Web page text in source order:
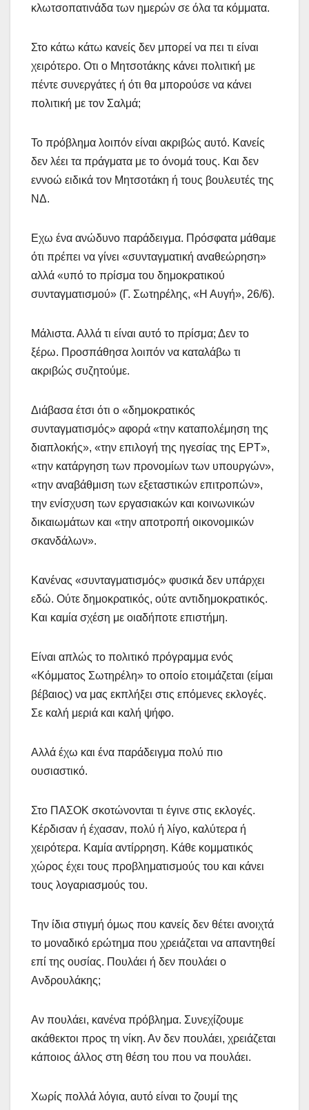
κλωτσοπατινάδα των ημερών σε όλα τα κόμματα.
Στο κάτω κάτω κανείς δεν μπορεί να πει τι είναι
χειρότερο. Οτι ο Μητσοτάκης κάνει πολιτική με
πέντε συνεργάτες ή ότι θα μπορούσε να κάνει
πολιτική με τον Σαλμά;
Το πρόβλημα λοιπόν είναι ακριβώς αυτό. Κανείς
δεν λέει τα πράγματα με το όνομά τους. Και δεν
εννοώ ειδικά τον Μητσοτάκη ή τους βουλευτές της
ΝΔ.
Eχω ένα ανώδυνο παράδειγμα. Πρόσφατα μάθαμε
ότι πρέπει να γίνει «συνταγματική αναθεώρηση»
αλλά «υπό το πρίσμα του δημοκρατικού
συνταγματισμού» (Γ. Σωτηρέλης, «Η Αυγή», 26/6).
Μάλιστα. Αλλά τι είναι αυτό το πρίσμα; Δεν το
ξέρω. Προσπάθησα λοιπόν να καταλάβω τι
ακριβώς συζητούμε.
Διάβασα έτσι ότι ο «δημοκρατικός
συνταγματισμός» αφορά «την καταπολέμηση της
διαπλοκής», «την επιλογή της ηγεσίας της ΕΡΤ»,
«την κατάργηση των προνομίων των υπουργών»,
«την αναβάθμιση των εξεταστικών επιτροπών»,
την ενίσχυση των εργασιακών και κοινωνικών
δικαιωμάτων και «την αποτροπή οικονομικών
σκανδάλων».
Κανένας «συνταγματισμός» φυσικά δεν υπάρχει
εδώ. Ούτε δημοκρατικός, ούτε αντιδημοκρατικός.
Και καμία σχέση με οιαδήποτε επιστήμη.
Είναι απλώς το πολιτικό πρόγραμμα ενός
«Κόμματος Σωτηρέλη» το οποίο ετοιμάζεται (είμαι
βέβαιος) να μας εκπλήξει στις επόμενες εκλογές.
Σε καλή μεριά και καλή ψήφο.
Αλλά έχω και ένα παράδειγμα πολύ πιο
ουσιαστικό.
Στο ΠΑΣΟΚ σκοτώνονται τι έγινε στις εκλογές.
Κέρδισαν ή έχασαν, πολύ ή λίγο, καλύτερα ή
χειρότερα. Καμία αντίρρηση. Κάθε κομματικός
χώρος έχει τους προβληματισμούς του και κάνει
τους λογαριασμούς του.
Την ίδια στιγμή όμως που κανείς δεν θέτει ανοιχτά
το μοναδικό ερώτημα που χρειάζεται να απαντηθεί
επί της ουσίας. Πουλάει ή δεν πουλάει ο
Ανδρουλάκης;
Αν πουλάει, κανένα πρόβλημα. Συνεχίζουμε
ακάθεκτοι προς τη νίκη. Αν δεν πουλάει, χρειάζεται
κάποιος άλλος στη θέση του που να πουλάει.
Χωρίς πολλά λόγια, αυτό είναι το ζουμί της